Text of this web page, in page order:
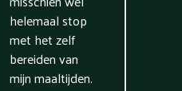
helemaal stop
met het zelf
bereiden van
mijn maaltijden.